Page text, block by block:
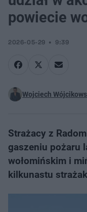
powiecie
2026-05-29 9:39
Wojciech
Strażacy z
gaszeniu pożaru
wołomińskim i
kilkunastu